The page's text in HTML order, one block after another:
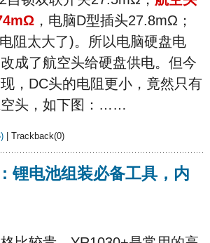
，电脑D型插头27.8mΩ；
阻太大了)。所以电脑硬盘电
成了航空头给硬盘供电。但今
，DC头的电阻更小，竟然只有
头，如下图：……
| Trackback(0)
锂电池组装必备工具，内